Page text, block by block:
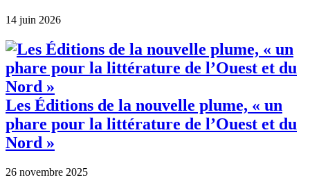
14 juin 2026
Les Éditions de la nouvelle plume, « un
phare pour la littérature de l’Ouest et du
Nord »
26 novembre 2025